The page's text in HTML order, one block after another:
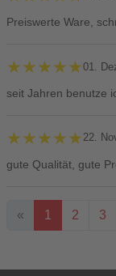
Preiswerte Ware,
★★★★★
★★★★★01.
seit Jahren benutze
★★★★★
★★★★★ 22.
gute Qualität, gute
« 1 2 3